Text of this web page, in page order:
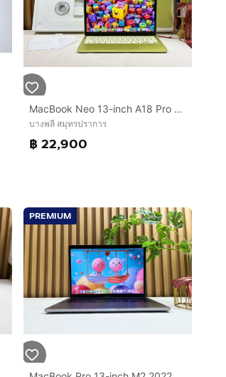
MacBook Neo 13-inch A18 Pro Ram8GB SSD512 Citrus
บางพลี สมุทรปราการ
฿ 22,900
PREMIUM